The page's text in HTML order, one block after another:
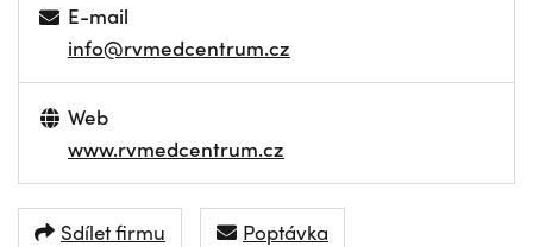
E-mail
info@rvmedcentrum.cz
Web
www.rvmedcentrum.cz
Sdílet firmu Poptávka